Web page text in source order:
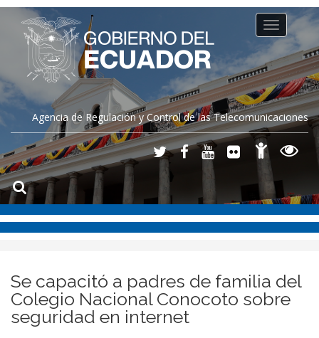
Agencia de Regulación y Control de las Telecomunicaciones
Toggle
navigation
Se capacitó a padres de familia del
Colegio Nacional Conocoto sobre
seguridad en internet